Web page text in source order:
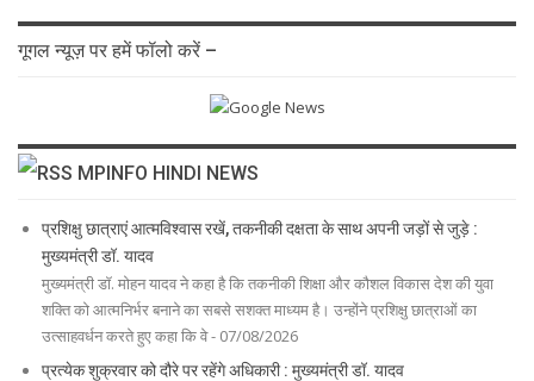
गूगल न्यूज़ पर हमें फॉलो करें –
MPINFO HINDI NEWS
प्रशिक्षु छात्राएं आत्मविश्वास रखें, तकनीकी दक्षता के साथ अपनी जड़ों से जुड़े :
मुख्यमंत्री डॉ. यादव
मुख्यमंत्री डॉ. मोहन यादव ने कहा है कि तकनीकी शिक्षा और कौशल विकास देश की युवा
शक्ति को आत्मनिर्भर बनाने का सबसे सशक्त माध्यम है। उन्होंने प्रशिक्षु छात्राओं का
उत्साहवर्धन करते हुए कहा कि वे - 07/08/2026
प्रत्येक शुक्रवार को दौरे पर रहेंगे अधिकारी : मुख्यमंत्री डॉ. यादव